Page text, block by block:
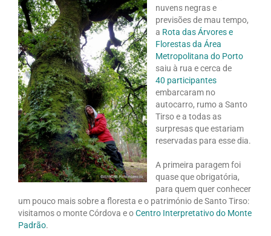
nuvens negras e
previsões de mau tempo,
a Rota das Árvores e
Florestas da Área
Metropolitana do Porto
saiu à rua e cerca de
40 participantes
embarcaram no
autocarro, rumo a Santo
Tirso e a todas as
surpresas que estariam
reservadas para esse dia.
A primeira paragem foi
quase que obrigatória,
para quem quer conhecer
um pouco mais sobre a floresta e o património de Santo Tirso:
visitamos o monte Córdova e oCentro Interpretativo do Monte
Padrão.